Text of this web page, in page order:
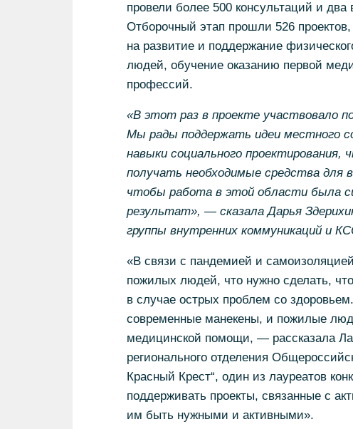
провели более 500 консультаций и
Отборочный этап прошли 526
на развитие и поддержание
людей, обучение оказанию первой
профессий.
«В этот раз в проекте участвовало
Мы рады поддержать идеи местного
навыки социального
получать необходимые средства для
чтобы работа в этой области была
результат», — сказала Дарья
группы внутренних коммуникаций и
«В связи с пандемией и
пожилых людей, что нужно сделать,
в случае острых проблем со
современные манекены, и пожилые
медицинской помощи, — рассказала
регионального отделения
Красный Крест“, один из лауреатов
поддерживать проекты, связанные с
им быть нужными и активными».